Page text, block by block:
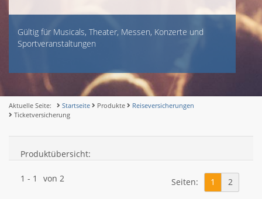
Gültig für Musicals, Theater, Messen, Konzerte und
Sportveranstaltungen
Aktuelle Seite: Startseite Produkte
Reiseversicherungen
Ticketversicherung
Produktübersicht:
1 - 1 von 2 Seiten: 1 2